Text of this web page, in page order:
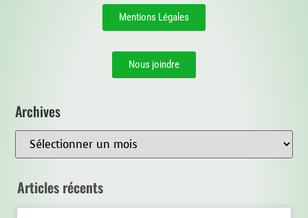
Mentions Légales
Nous joindre
Archives
Articles récents